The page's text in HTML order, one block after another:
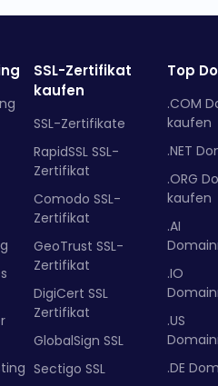
SSL-Zertifikat
kaufen
SSL-Zertifikate
RapidSSL SSL-
Zertifikat
Comodo SSL-
Zertifikat
GeoTrust SSL-
Zertifikat
DigiCert SSL
Zertifikat
GlobalSign SSL
Sectigo SSL
Top
.COM
kaufen
.NET
.ORG
kaufen
.AI
.IO
.US
.DE